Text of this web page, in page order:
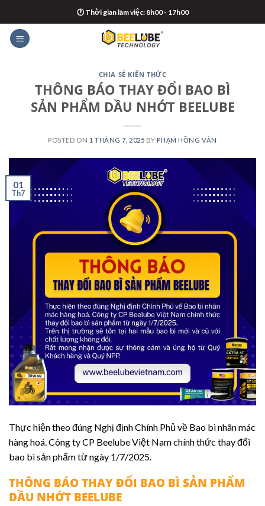
to
content
🕐 Thời gian làm việc: 8h00 - 17h00
CHIA SẺ KIẾN THỨC
THÔNG BÁO THAY ĐỔI BAO BÌ
SẢN PHẨM DẦU NHỚT BEELUBE
POSTED ON 1 THÁNG 7, 2025 BY PHẠM HỒNG VÂN
01
Th7
Thực hiện theo đúng Nghị định Chính Phủ về Bao bì nhãn mác
hàng hoá. Công ty CP Beelube Việt Nam chính thức thay đổi
bao bì sản phẩm từ ngày 1/7/2025.
THÔNG BÁO THAY ĐỔI BAO BÌ SẢN PHẨM
DẦU NHỚT BEELUBE